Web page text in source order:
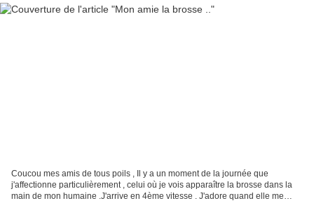
Coucou mes amis de tous poils , Il y a un moment de la journée que
j'affectionne particulièrement , celui où je vois apparaître la brosse dans la
main de mon humaine .J'arrive en 4ème vitesse . J'adore quand elle me